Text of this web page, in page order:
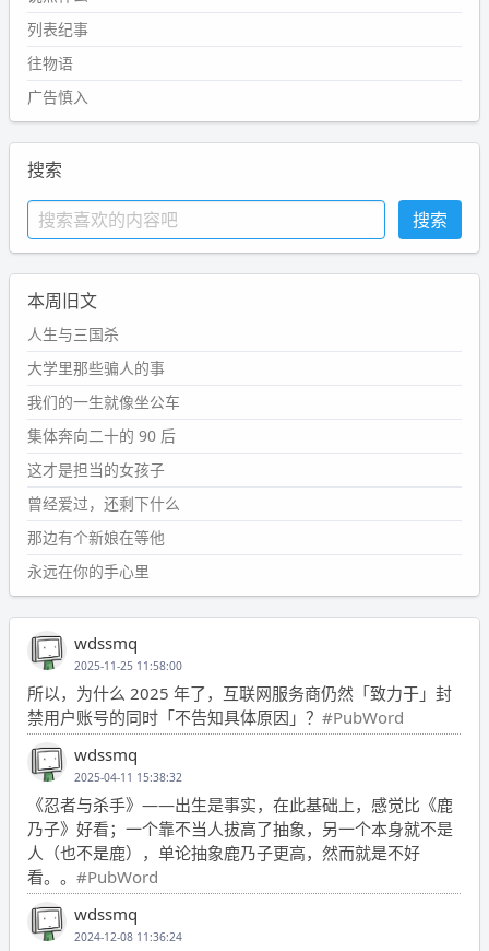
列表纪事
往物语
广告慎入
搜索
本周旧文
人生与三国杀
大学里那些骗人的事
我们的一生就像坐公车
集体奔向二十的 90 后
这才是担当的女孩子
曾经爱过，还剩下什么
那边有个新娘在等他
永远在你的手心里
wdssmq
2025-11-25 11:58:00
所以，为什么 2025 年了，互联网服务商仍然「致力于」封
禁用户账号的同时「不告知具体原因」？ #PubWord
wdssmq
2025-04-11 15:38:32
《忍者与杀手》——出生是事实，在此基础上，感觉比《鹿
乃子》好看；一个靠不当人拔高了抽象，另一个本身就不是
人（也不是鹿），单论抽象鹿乃子更高，然而就是不好
看。。 #PubWord
wdssmq
2024-12-08 11:36:24